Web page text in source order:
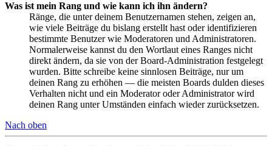
Was ist mein Rang und wie kann ich ihn ändern?
Ränge, die unter deinem Benutzernamen stehen, zeigen an,
wie viele Beiträge du bislang erstellt hast oder identifizieren
bestimmte Benutzer wie Moderatoren und Administratoren.
Normalerweise kannst du den Wortlaut eines Ranges nicht
direkt ändern, da sie von der Board-Administration festgelegt
wurden. Bitte schreibe keine sinnlosen Beiträge, nur um
deinen Rang zu erhöhen — die meisten Boards dulden dieses
Verhalten nicht und ein Moderator oder Administrator wird
deinen Rang unter Umständen einfach wieder zurücksetzen.
Nach oben